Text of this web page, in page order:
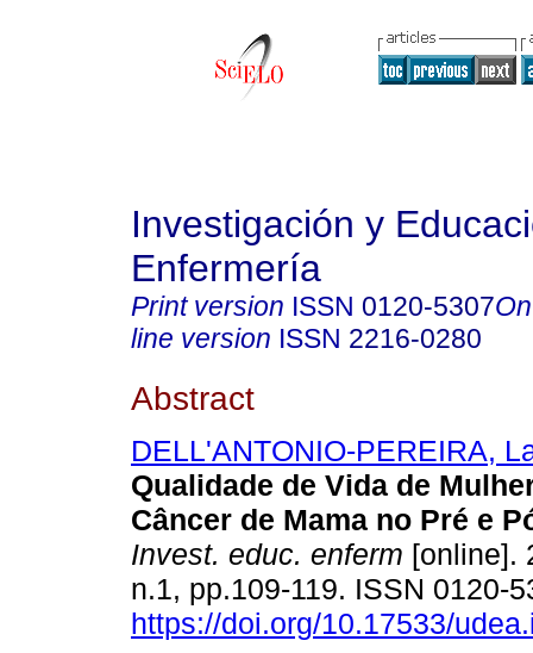
Investigación y
Enfermería
Print version ISSN 0120-5307
line version ISSN 2216-0280
Abstract
DELL'ANTONIO-PEREIRA,
Qualidade de Vida de
Câncer de Mama no Pré e
Invest. educ. enferm [online].
n.1, pp.109-119. ISSN 0120-
https://doi.org/10.17533/